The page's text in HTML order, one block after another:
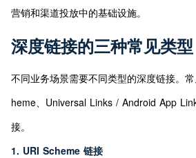
营销和渠道投放中的基础设施。
深度链接的三种常见类型
不同业务场景需要不同类型的深度链接。
heme、Universal Links / Android App
接。
1. URI Scheme 链接